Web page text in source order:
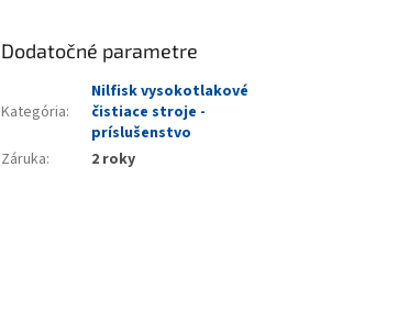
Dodatočné parametre
Kategória:
Nilfisk vysokotlakové
čistiace stroje -
príslušenstvo
Záruka: 2 roky